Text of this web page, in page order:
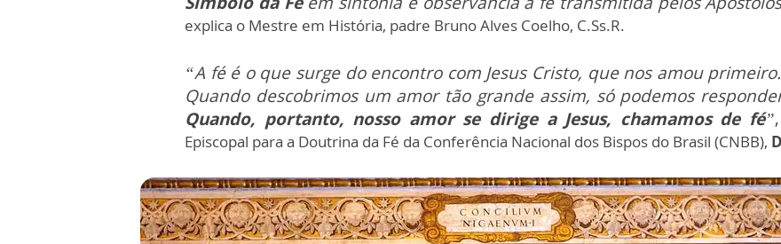
explica o Mestre em História, padre Bruno Alves Coelho, C.Ss.R.
“A fé é o que surge do encontro com Jesus Cristo, que nos amou primeiro.
Quando descobrimos um amor tão grande assim, só podemos
Quando, portanto, nosso amor se dirige a Jesus, chamamos de fé”,
Episcopal para a Doutrina da Fé da Conferência Nacional dos Bispos do Brasil (CNBB),